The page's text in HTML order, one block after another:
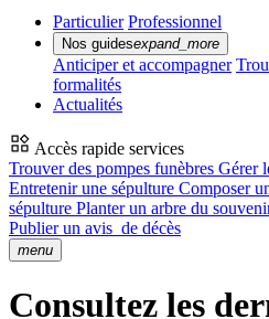
Particulier Professionnel
Nos guidesexpand_more
Anticiper et accompagner
formalités
Actualités
Accès rapide services
Trouver des pompes funèbres Gérer
Entretenir une sépulture Composer
sépulture Planter un arbre du
Publier un avis de décès
menu
Consultez les